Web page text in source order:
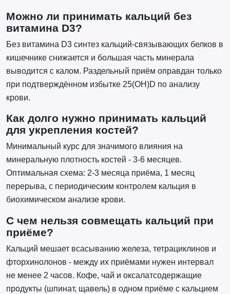
Можно ли принимать кальций без
витамина D3?
Без витамина D3 синтез кальций-связывающих белков в
кишечнике снижается и большая часть минерала
выводится с калом. Раздельный приём оправдан только
при подтверждённом избытке 25(OH)D по анализу
крови.
Как долго нужно принимать кальций
для укрепления костей?
Минимальный курс для значимого влияния на
минеральную плотность костей - 3-6 месяцев.
Оптимальная схема: 2-3 месяца приёма, 1 месяц
перерыва, с периодическим контролем кальция в
биохимическом анализе крови.
С чем нельзя совмещать кальций при
приёме?
Кальций мешает всасыванию железа, тетрациклинов и
фторхинолонов - между их приёмами нужен интервал
не менее 2 часов. Кофе, чай и оксалатсодержащие
продукты (шпинат, щавель) в одном приёме с кальцием